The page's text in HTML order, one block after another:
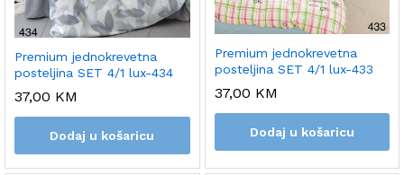
Premium jednokrevetna
posteljina SET 4/1 lux-434
37,00 KM
Dodaj u košaricu
Premium jednokrevetna
posteljina SET 4/1 lux-433
37,00 KM
Dodaj u košaricu